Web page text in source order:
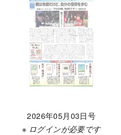
2026年05月03日号
※ ログインが必要です